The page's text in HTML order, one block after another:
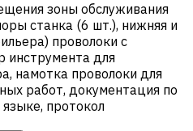
зоны обслуживания
станка (6 шт.), нижняя и
проволоки с
инструмента для
намотка проволоки для
работ, документация по
протокол